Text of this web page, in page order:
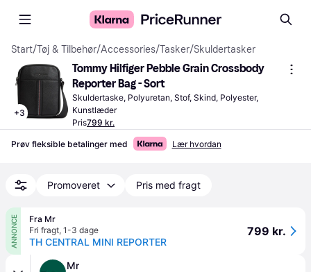
Start/Tøj & Tilbehør/Accessories/Tasker/Skuldertasker
+3
Tommy Hilfiger Pebble Grain Crossbody
Reporter Bag - Sort
Skuldertaske, Polyuretan, Stof, Skind, Polyester,
Kunstlæder
Pris799 kr.
Prøv fleksible betalinger med Lær hvordan
Promoveret Pris med fragt
ANNONCE
Fra Mr
Fri fragt, 1-3 dage
TH CENTRAL MINI REPORTER
799 kr.
Mr